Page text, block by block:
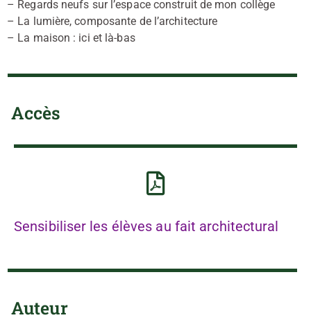
– Regards neufs sur l’espace construit de mon collège
– La lumière, composante de l’architecture
– La maison : ici et là-bas
Accès
Sensibiliser les élèves au fait architectural
Auteur